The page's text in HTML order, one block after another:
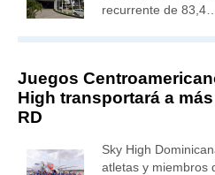
recurrente de 83,4…
Juegos
High transportará a
RD
Sky High
atletas y miembros